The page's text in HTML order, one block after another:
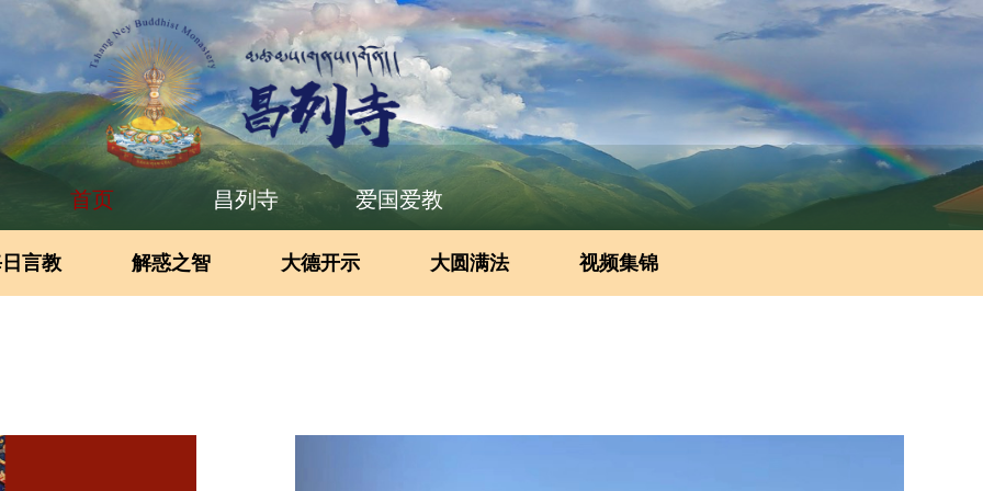
首页 昌列寺 爱国爱教
言教 解惑之智 大德开示 大圆满法 视频集锦